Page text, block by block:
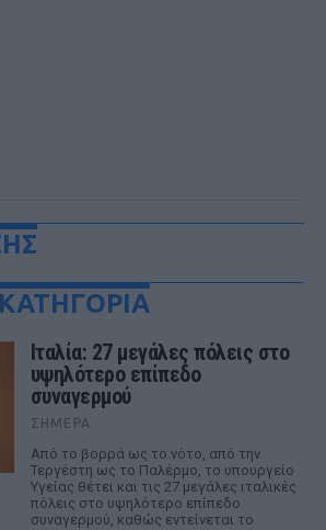
Ιταλία: 27 μεγάλες πόλεις στο
υψηλότερο επίπεδο
συναγερμού
ΣΉΜΕΡΑ
Από το βορρά ως το νότο, από την
Τεργέστη ως το Παλέρμο, το υπουργείο
Υγείας θέτει και τις 27 μεγάλες ιταλικές
πόλεις στο υψηλότερο επίπεδο
συναγερμού, καθώς εντείνεται το